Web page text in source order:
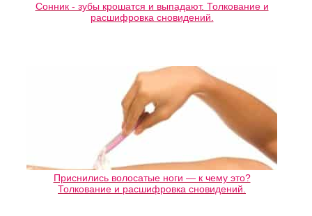
Сонник - зубы крошатся и выпадают. Толкование и
расшифровка сновидений.
Приснились волосатые ноги — к чему это?
Толкование и расшифровка сновидений.